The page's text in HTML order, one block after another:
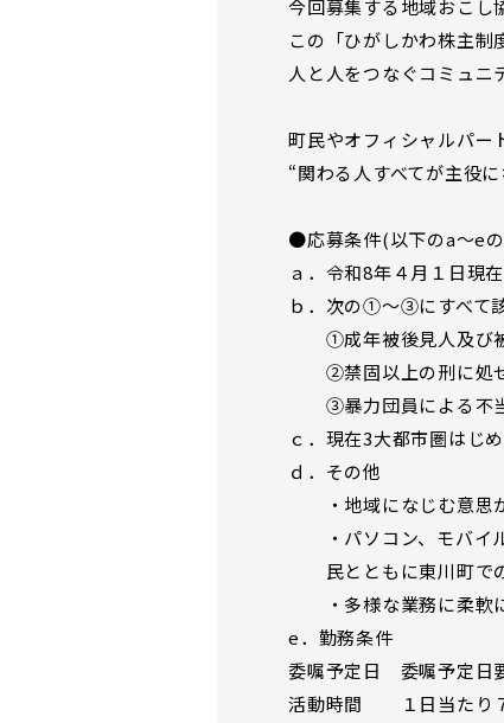
今回募集する地域おこし
この「ひがしかわ株主制
人と人をつなぐコミュニ
町民やオフィシャルパー
“関わる人すべてが主役
●応募条件(以下のa～e
ａ．令和8年４月１日現
ｂ．次の①～③にすべて
①成年被後見人及び
②禁固以上の刑に処せ
③暴力団員による不当
ｃ．現在3大都市圏はじ
ｄ．その他
・地域になじむ意思が
・パソコン、モバイル
民とともに東川町で
・多様な業務に柔軟
e．勤務条件
委嘱予定日 委嘱予定日
活動時間 １日当たり